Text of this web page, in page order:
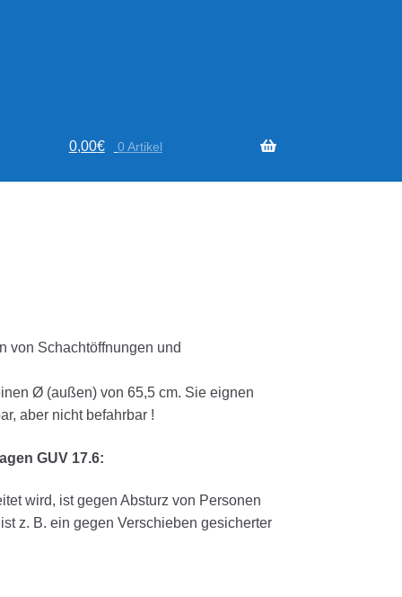
0,00€ 0 Artikel
von Schachtöffnungen und
Ø (außen) von 65,5 cm. Sie eignen
aber nicht befahrbar !
GUV 17.6:
wird, ist gegen Absturz von Personen
z. B. ein gegen Verschieben gesicherter